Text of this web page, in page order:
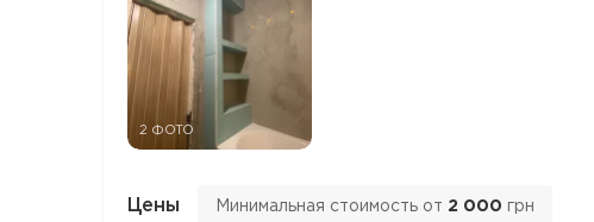
2 ФОТО
Цены Минимальная стоимость от 2 000 грн